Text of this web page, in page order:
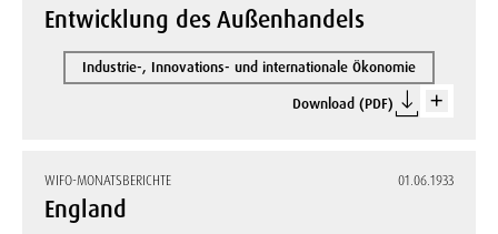
Entwicklung des Außenhandels
Industrie-, Innovations- und internationale Ökonomie
Download (PDF)
WIFO-MONATSBERICHTE 01.06.1933
England